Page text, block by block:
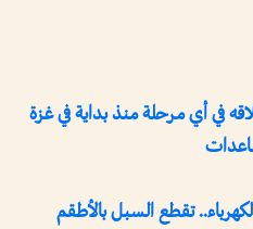
في أي مرحلة منذ بداية في غزة
تقطع السبل بالأطقم